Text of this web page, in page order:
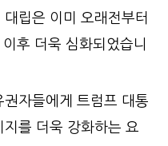
립은 이미 오래전부터
후 더욱 심화되었습니
자들에게 트럼프 대통
를 더욱 강화하는 요